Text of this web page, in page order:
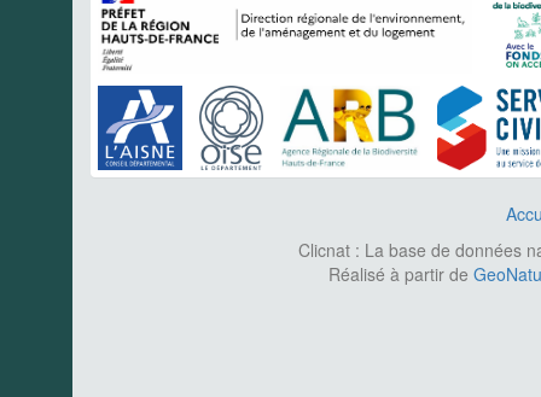
Clicnat : La base de données
Réalisé à partir de